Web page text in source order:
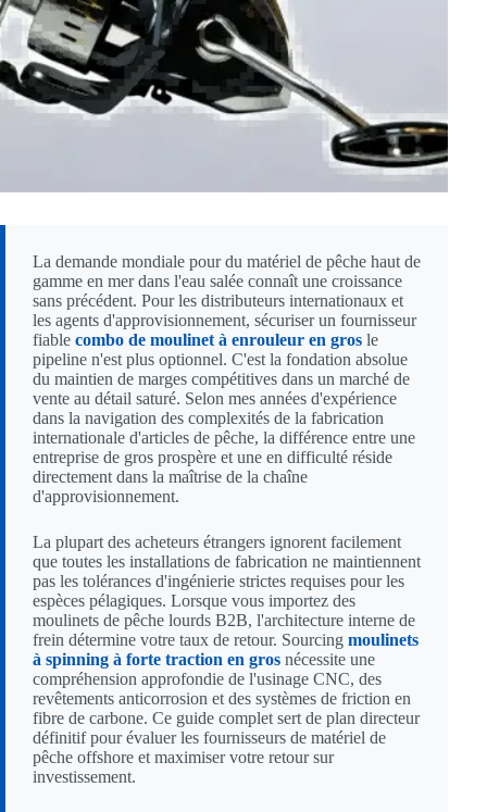
La demande mondiale pour du matériel de pêche haut de
gamme en mer dans l'eau salée connaît une croissance
sans précédent. Pour les distributeurs internationaux et
les agents d'approvisionnement, sécuriser un fournisseur
fiable combo de moulinet à enrouleur en gros le
pipeline n'est plus optionnel. C'est la fondation absolue
du maintien de marges compétitives dans un marché de
vente au détail saturé. Selon mes années d'expérience
dans la navigation des complexités de la fabrication
internationale d'articles de pêche, la différence entre une
entreprise de gros prospère et une en difficulté réside
directement dans la maîtrise de la chaîne
d'approvisionnement.
La plupart des acheteurs étrangers ignorent facilement
que toutes les installations de fabrication ne maintiennent
pas les tolérances d'ingénierie strictes requises pour les
espèces pélagiques. Lorsque vous importez des
moulinets de pêche lourds B2B, l'architecture interne de
frein détermine votre taux de retour. Sourcing moulinets
à spinning à forte traction en gros nécessite une
compréhension approfondie de l'usinage CNC, des
revêtements anticorrosion et des systèmes de friction en
fibre de carbone. Ce guide complet sert de plan directeur
définitif pour évaluer les fournisseurs de matériel de
pêche offshore et maximiser votre retour sur
investissement.